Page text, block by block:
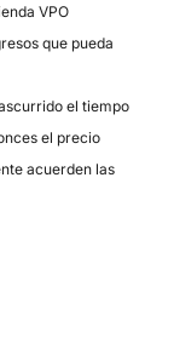
VPO
que pueda
el tiempo
el precio
acuerden las